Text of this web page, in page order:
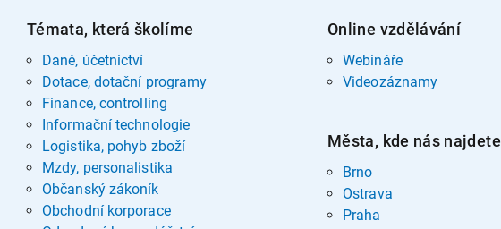
Témata, která školíme
Daně, účetnictví
Dotace, dotační programy
Finance, controlling
Informační technologie
Logistika, pohyb zboží
Mzdy, personalistika
Občanský zákoník
Obchodní korporace
Online vzdělávání
Webináře
Videozáznamy
Města, kde nás najdete
Brno
Ostrava
Praha